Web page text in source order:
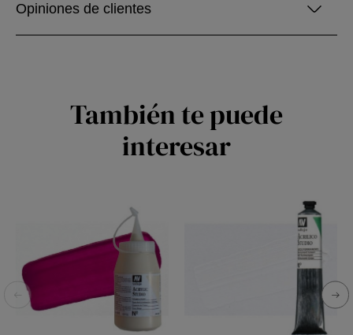
Opiniones de clientes
También te puede
interesar